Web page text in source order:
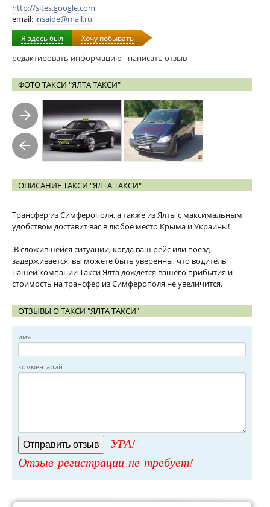
http://sites.google.com
email: insaide@mail.ru
Я здесь был Хочу побывать
редактировать информацию написать отзыв
ФОТО ТАКСИ "ЯЛТА ТАКСИ"
ОПИСАНИЕ ТАКСИ "ЯЛТА ТАКСИ"
Трансфер из Симферополя, а также из Ялты с максимальным
удобством доставит вас в любое место Крыма и Украины!
В сложившейся ситуации, когда ваш рейс или поезд
задерживается, вы можете быть уверенны, что водитель
нашей компании Такси Ялта дождется вашего прибытия и
стоимость на трансфер из Симферополя не увеличится.
ОТЗЫВЫ О ТАКСИ "ЯЛТА ТАКСИ"
имя
комментарий
УРА!
Отзыв регистрации не требует!